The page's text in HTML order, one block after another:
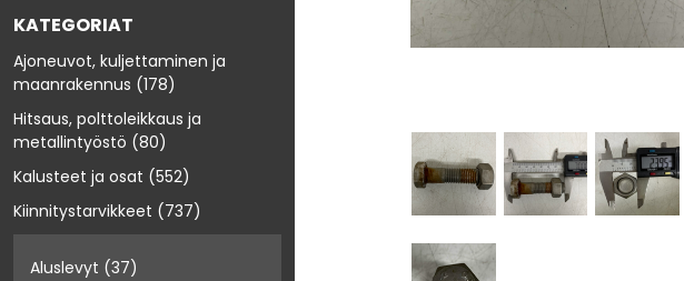
KATEGORIAT
Ajoneuvot, kuljettaminen ja
maanrakennus (178)
Hitsaus, polttoleikkaus ja
metallintyöstö (80)
Kalusteet ja osat (552)
Kiinnitystarvikkeet (737)
Aluslevyt (37)